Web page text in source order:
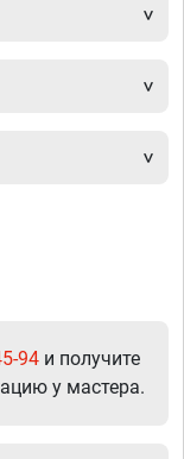
94 и получите
у мастера.